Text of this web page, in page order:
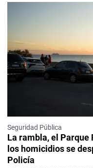
Seguridad Pública
La rambla, el Parque
los homicidios se
Policía